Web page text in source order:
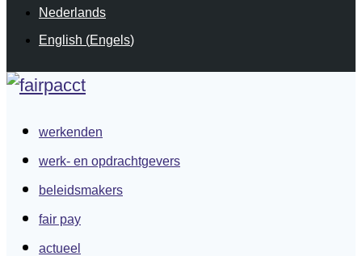
Nederlands
English (Engels)
werkenden
werk- en opdrachtgevers
beleidsmakers
fair pay
actueel